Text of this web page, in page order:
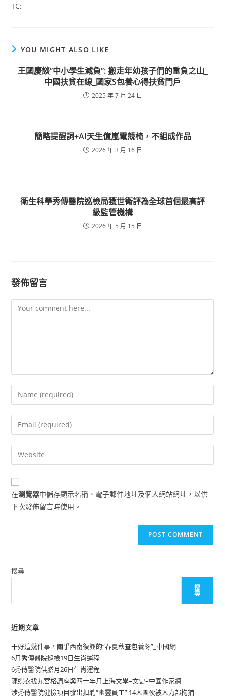
TC:
YOU MIGHT ALSO LIKE
王國慶談”中小學生減負”: 搬走年幼孩子們的重負之山_
中國扶貧在線_國家S包養心得扶貧門戶
2025 年 7 月 24 日
簡略提醒詞+AI天生億嵐電競椅，不組成作品
2026 年 3 月 16 日
衛生科學秀傳醫院巡檢局獲世衛評為全球首個最高評
級監管機構
2026 年 5 月 15 日
發佈留言
Comment
Enter
your
name
comment
Enter
your
email
address
comment
Enter
your
website
URL
(optional)
在瀏覽器中儲存顯示名稱、電子郵件地址及個人網站網址，以供
下次發佈留言時使用。
搜尋
搜
尋
近期文章
干好這幾件事，關乎西南復興的“春夏秋查包養冬”_中國網
6月秀傳醫院巡檢19日生肖運程
6秀傳醫院供膳月26日生肖運程
陳蝶衣找九宮格講座與四十年月上海文學–文史–中國作家網
涉秀傳醫院健檢項目發出扣聘“幽靈員工” 14人團伙被人力部拘捕